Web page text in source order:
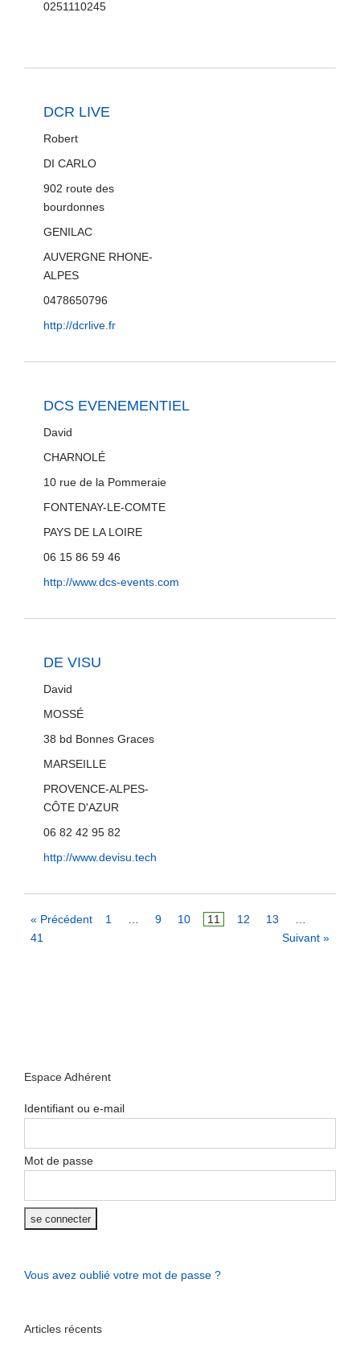
0251110245
DCR LIVE
Robert
DI CARLO
902 route des
bourdonnes
GENILAC
AUVERGNE RHONE-
ALPES
0478650796
http://dcrlive.fr
DCS EVENEMENTIEL
David
CHARNOLÉ
10 rue de la Pommeraie
FONTENAY-LE-COMTE
PAYS DE LA LOIRE
06 15 86 59 46
http://www.dcs-events.com
DE VISU
David
MOSSÉ
38 bd Bonnes Graces
MARSEILLE
PROVENCE-ALPES-
CÔTE D'AZUR
06 82 42 95 82
http://www.devisu.tech
« Précédent 1 9 10 11 12 13
41
Suivant »
Espace Adhérent
Identifiant ou e-mail
Mot de passe
Vous avez oublié votre mot de passe ?
Articles récents